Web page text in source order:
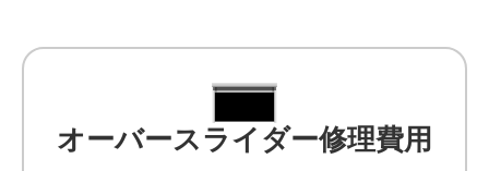
オーバースライダー修理費用